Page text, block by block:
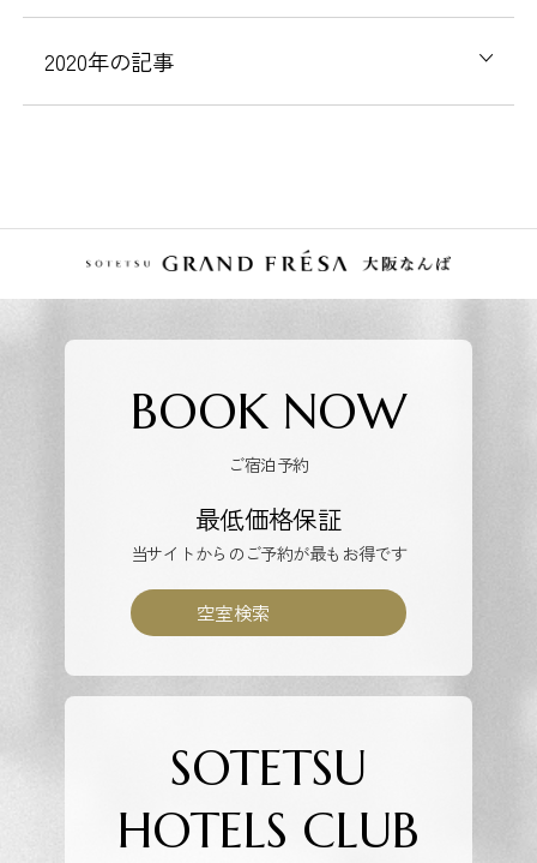
2020年の記事
BOOK NOW
ご宿泊予約
最低価格保証
当サイトからのご予約が最もお得です
空室検索
SOTETSU
HOTELS CLUB